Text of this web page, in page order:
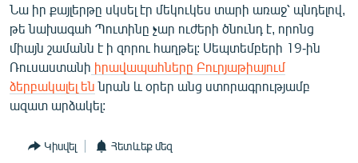
ՀԵՏԵՎԵՔ ՄԵԶ
Նա իր քայլերթը սկսել էր մեկուկես տարի առաջ՝ պնդելով,
թե նախագահ Պուտինը չար ուժերի ծնունդ է, որոնց
միայն շամանն է ի զորու հաղթել: Սեպտեմբերի 19-ին
Ռուսաստանի իրավապահները Բուրյաթիայում
ձերբակալել են նրան և օրեր անց ստորագրությամբ
ազատ արձակել:
Կիսվել Հետևեք մեզ